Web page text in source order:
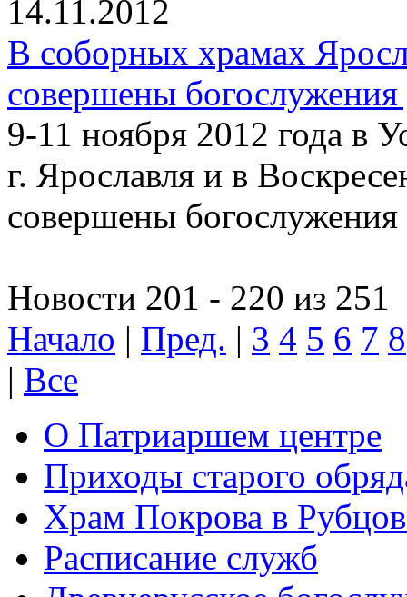
14.11.2012
В соборных храмах
совершены
9-11 ноября 2012 года в
г. Ярославля и в
совершены
Новости 201 - 220 из 251
Начало | Пред. | 3 4 5 6 7 8
| Все
О Патриаршем центре
Приходы старого
Храм Покрова в
Расписание служб